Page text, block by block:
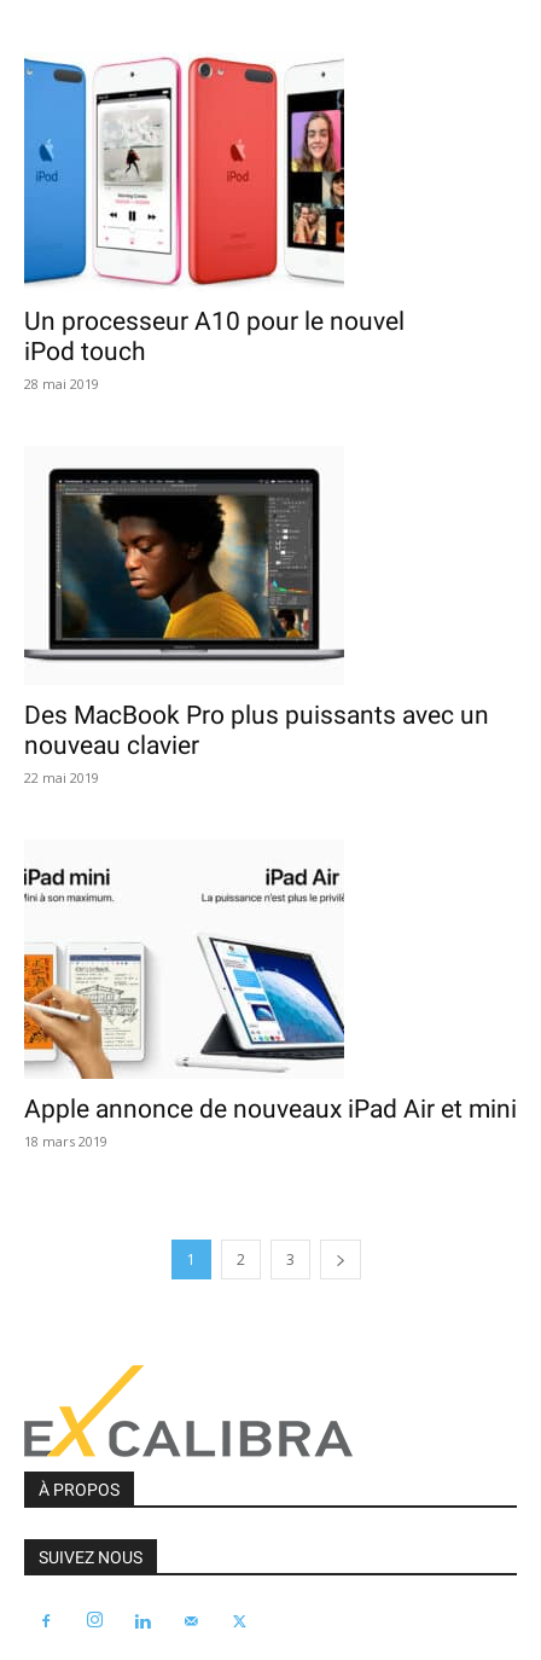
Un processeur A10 pour le nouvel
iPod touch
28 mai 2019
Des MacBook Pro plus puissants avec un
nouveau clavier
22 mai 2019
Apple annonce de nouveaux iPad Air et mini
18 mars 2019
1 2 3
À PROPOS
SUIVEZ NOUS